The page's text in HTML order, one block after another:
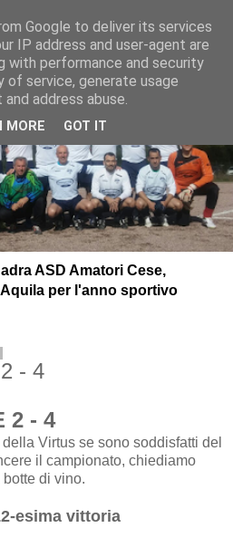
ASD Amatori Cese,
per l'anno sportivo
- 4
2 - 4
Virtus se sono soddisfatti del
il campionato, chiediamo
di vino.
esima vittoria
Google to deliver its services
IP address and user-agent are
with performance and security
service, generate usage
address abuse.
MORE GOT IT